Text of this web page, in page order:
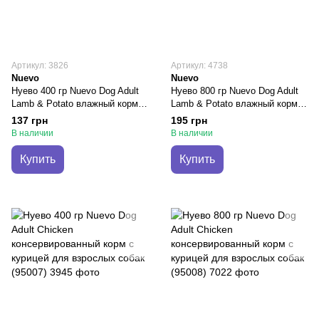
Артикул: 3826
Nuevo
Нуево 400 гр Nuevo Dog Adult
Lamb & Potato влажный корм с
ягненком и картофелем для
собак (95010)
137 грн
В наличии
Купить
Артикул: 4738
Nuevo
Нуево 800 гр Nuevo Dog Adult
Lamb & Potato влажный корм с
ягненком и картофелем для
собак (95011)
195 грн
В наличии
Купить